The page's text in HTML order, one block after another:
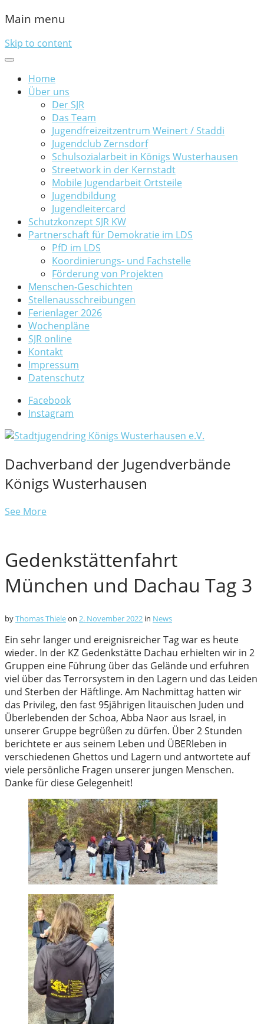
Main menu
Skip to content
Home
Über uns
Der SJR
Das Team
Jugendfreizeitzentrum Weinert / Staddi
Jugendclub Zernsdorf
Schulsozialarbeit in Königs Wusterhausen
Streetwork in der Kernstadt
Mobile Jugendarbeit Ortsteile
Jugendbildung
Jugendleitercard
Schutzkonzept SJR KW
Partnerschaft für Demokratie im LDS
PfD im LDS
Koordinierungs- und Fachstelle
Förderung von Projekten
Menschen-Geschichten
Stellenausschreibungen
Ferienlager 2026
Wochenpläne
SJR online
Kontakt
Impressum
Datenschutz
Facebook
Instagram
Dachverband der Jugendverbände
Königs Wusterhausen
See More
Gedenkstättenfahrt
München und Dachau Tag 3
byThomas Thieleon 2. November 2022 in News
Ein sehr langer und ereignisreicher Tag war es heute
wieder. In der KZ Gedenkstätte Dachau erhielten wir in 2
Gruppen eine Führung über das Gelände und erfuhren
viel über das Terrorsystem in den Lagern und das Leiden
und Sterben der Häftlinge. Am Nachmittag hatten wir
das Privileg, den fast 95jährigen litauischen Juden und
Überlebenden der Schoa, Abba Naor aus Israel, in
unserer Gruppe begrüßen zu dürfen. Über 2 Stunden
berichtete er aus seinem Leben und ÜBERleben in
verschiedenen Ghettos und Lagern und antwortete auf
viele persönliche Fragen unserer jungen Menschen.
Danke für diese Gelegenheit!